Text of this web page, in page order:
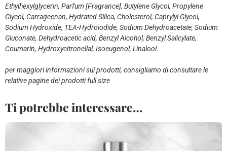
Ethylhexylglycerin, Parfum [Fragrance], Butylene Glycol, Propylene
Glycol, Carrageenan, Hydrated Silica, Cholesterol, Caprylyl Glycol,
Sodium Hydroxide, TEA-Hydroiodide, Sodium Dehydroacetate, Sodium
Gluconate, Dehydroacetic acid, Benzyl Alcohol, Benzyl Salicylate,
Coumarin, Hydroxycitronellal, Isoeugenol, Linalool.
per maggiori informazioni sui prodotti, consigliamo di consultare le
relative pagine dei prodotti full size
Ti potrebbe interessare…